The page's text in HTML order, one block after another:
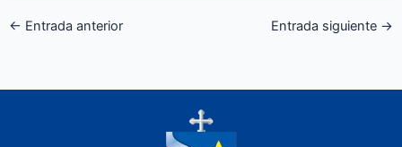
← Entrada anterior Entrada siguiente →